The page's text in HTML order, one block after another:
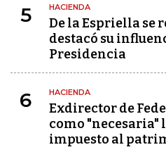
5 HACIENDA
De la Espriella se
destacó su
Presidencia
6 HACIENDA
Exdirector de
como
impuesto al